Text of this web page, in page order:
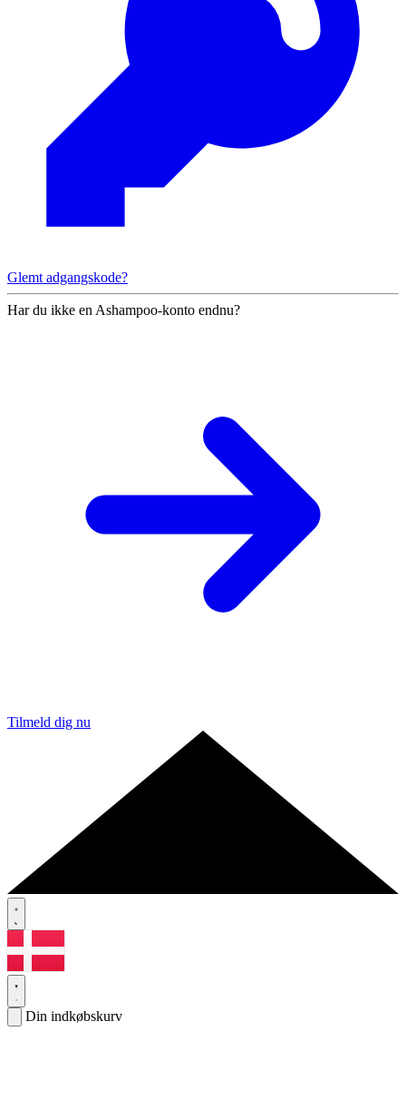
Glemt adgangskode?
Har du ikke en Ashampoo-konto endnu?
Tilmeld dig nu
Din indkøbskurv